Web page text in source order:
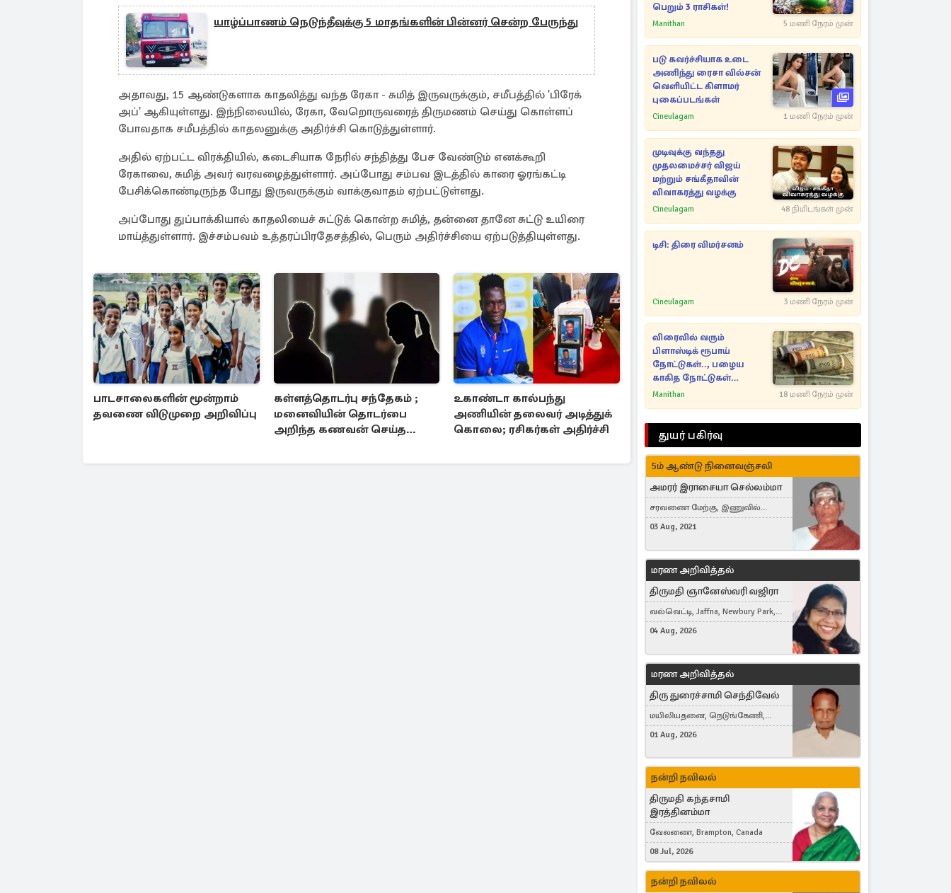
யாழ்ப்பாணம் நெடுந்தீவுக்கு 5 மாதங்களின் பின்னர் சென்ற பேருந்து
அதாவது, 15 ஆண்டுகளாக காதலித்து வந்த ரேகா - சுமித் இருவருக்கும், சமீபத்தில் 'பிரேக்
அப்' ஆகியுள்ளது. இந்நிலையில், ரேகா, வேறொருவரைத் திருமணம் செய்து கொள்ளப்
போவதாக சமீபத்தில் காதலனுக்கு அதிர்ச்சி கொடுத்துள்ளார்.
அதில் ஏற்பட்ட விரக்தியில், கடைசியாக நேரில் சந்தித்து பேச வேண்டும் எனக்கூறி
ரேகாவை, சுமித் அவர் வரவழைத்துள்ளார். அப்போது சம்பவ இடத்தில் காரை ஓரங்கட்டி
பேசிக்கொண்டிருந்த போது இருவருக்கும் வாக்குவாதம் ஏற்பட்டுள்ளது.
அப்போது துப்பாக்கியால் காதலியைச் சுட்டுக் கொன்ற சுமித், தன்னை தானே சுட்டு உயிரை
மாய்த்துள்ளார். இச்சம்பவம் உத்தரப்பிரதேசத்தில், பெரும் அதிர்ச்சியை ஏற்படுத்தியுள்ளது.
பாடசாலைகளின் மூன்றாம்
தவணை விடுமுறை அறிவிப்பு
கள்ளத்தொடர்பு சந்தேகம் ;
மனைவியின் தொடர்பை
அறிந்த கணவன் செய்த
உகாண்டா கால்பந்து
அணியின் தலைவர் அடித்துக்
கொலை; ரசிகர்கள் அதிர்ச்சி
பெறும் 3 ராசிகள்!
Manithan 5 மணி நேரம் முன்
படு கவர்ச்சியாக உடை
அணிந்து ரைசா வில்சன்
வெளியிட்ட கிளாமர்
புகைப்படங்கள்
Cineulagam 1 மணி நேரம் முன்
முடிவுக்கு வந்தது
முதலமைச்சர் விஜய்
மற்றும் சங்கீதாவின்
விவாகரத்து வழக்கு
Cineulagam 48 நிமிடங்கள் முன்
டிசி: திரை விமர்சனம்
Cineulagam 3 மணி நேரம் முன்
விரைவில் வரும்
பிளாஸ்டிக் ரூபாய்
நோட்டுகள்.., பழைய
காகித நோட்டுகள்
செல்லுமா?
Manithan 18 மணி நேரம் முன்
துயர் பகிர்வு
5ம் ஆண்டு நினைவஞ்சலி
அமரர் இராசையா செல்லம்மா
சரவணை மேற்கு, இணுவில்
கிழக்கு
03 Aug, 2021
மரண அறிவித்தல்
திருமதி ஞானேஸ்வரி வஜிரா
வல்வெட்டி, Jaffna, Newbury Park,
United Kingdom
04 Aug, 2026
மரண அறிவித்தல்
திரு துரைச்சாமி செந்திவேல்
மயிலியதனை, நெடுங்கேணி,
கம்பர்மலை
01 Aug, 2026
நன்றி நவிலல்
திருமதி கந்தசாமி
இரத்தினம்மா
வேலணை, Brampton, Canada
08 Jul, 2026
நன்றி நவிலல்